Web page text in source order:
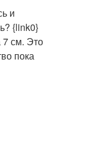
и
{link0}
7 см. Это
пока